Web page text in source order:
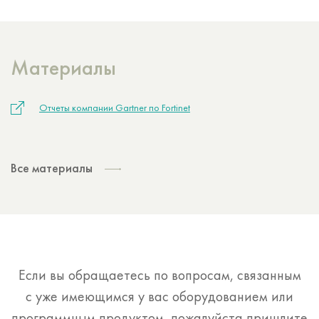
Материалы
Отчеты компании Gartner по Fortinet
Все материалы
Если вы обращаетесь по вопросам, связанным
с уже имеющимся у вас оборудованием или